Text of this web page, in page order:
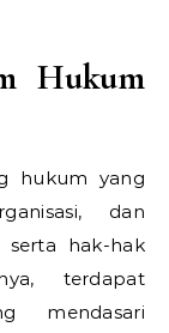
Hukum
hukum yang
dan
serta hak-hak
terdapat
mendasari